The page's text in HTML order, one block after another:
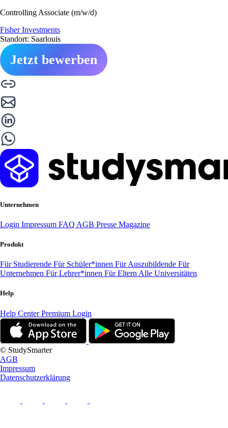
Controlling Associate (m/w/d)
Fisher Investments
Standort: Saarlouis
Jetzt bewerben
Unternehmen
Login Impressum FAQ AGB Presse Magazine
Produkt
Für Studierende Für Schüler*innen Für Auszubildende Für
Unternehmen Für Lehrer*innen Für Eltern Alle Universitäten
Help
Help CenterPremium Login
© StudySmarter
AGB
Impressum
Datenschutzerklärung